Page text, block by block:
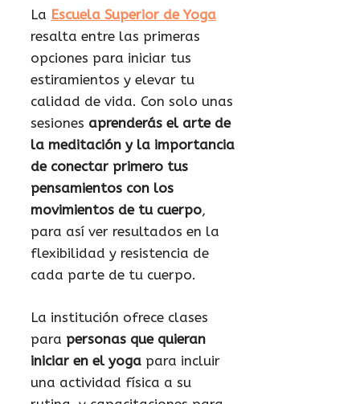
La Escuela Superior de Yoga
resalta entre las primeras
opciones para iniciar tus
estiramientos y elevar tu
calidad de vida. Con solo unas
sesiones aprenderás el arte de
la meditación y la importancia
de conectar primero tus
pensamientos con los
movimientos de tu cuerpo,
para así ver resultados en la
flexibilidad y resistencia de
cada parte de tu cuerpo.
La institución ofrece clases
para personas que quieran
iniciar en el yoga para incluir
una actividad física a su